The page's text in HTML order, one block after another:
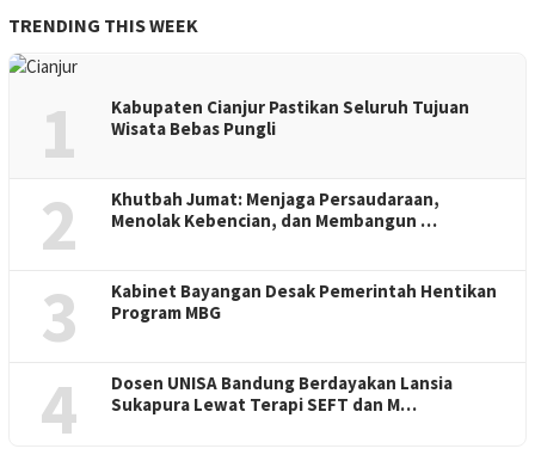
TRENDING THIS WEEK
1
Kabupaten Cianjur Pastikan Seluruh Tujuan
Wisata Bebas Pungli
2
Khutbah Jumat: Menjaga Persaudaraan,
Menolak Kebencian, dan Membangun …
3
Kabinet Bayangan Desak Pemerintah Hentikan
Program MBG
4
Dosen UNISA Bandung Berdayakan Lansia
Sukapura Lewat Terapi SEFT dan M…